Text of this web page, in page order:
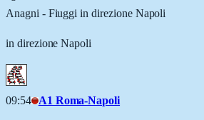
Anagni - Fiuggi in direzione Napoli
in direzione Napoli
09:54 A1 Roma-Napoli